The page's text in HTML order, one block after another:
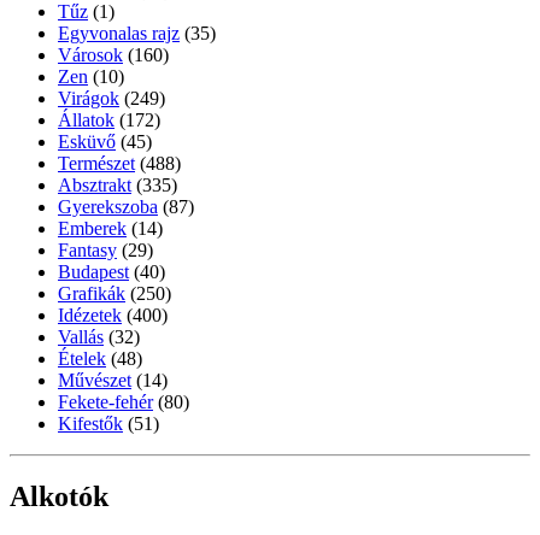
Tűz (1)
Egyvonalas rajz (35)
Városok (160)
Zen (10)
Virágok (249)
Állatok (172)
Esküvő (45)
Természet (488)
Absztrakt (335)
Gyerekszoba (87)
Emberek (14)
Fantasy (29)
Budapest (40)
Grafikák (250)
Idézetek (400)
Vallás (32)
Ételek (48)
Művészet (14)
Fekete-fehér (80)
Kifestők (51)
Alkotók